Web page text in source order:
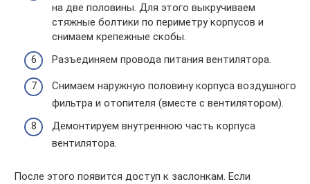
на две половины. Для этого выкручиваем
стяжные болтики по периметру корпусов и
снимаем крепежные скобы.
Разъединяем провода питания вентилятора.
Снимаем наружную половину корпуса воздушного
фильтра и отопителя (вместе с вентилятором).
Демонтируем внутреннюю часть корпуса
вентилятора.
После этого появится доступ к заслонкам. Если